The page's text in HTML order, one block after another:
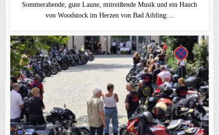
Sommerabende, gute Laune, mitreißende Musik und ein Hauch
von Woodstock im Herzen von Bad Aibling:...